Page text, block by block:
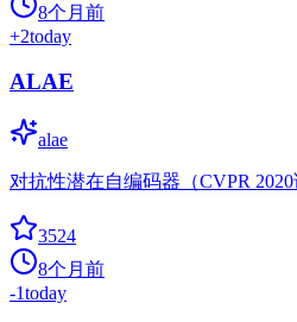
8个月前
+2today
ALAE
alae
对抗性潜在自编码器（CVPR 2020
3524
8个月前
-1today